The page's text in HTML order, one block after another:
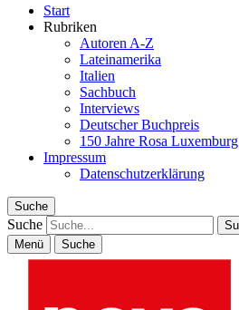
Start
Rubriken
Autoren A-Z
Lateinamerika
Italien
Sachbuch
Interviews
Deutscher Buchpreis
150 Jahre Rosa Luxemburg
Impressum
Datenschutzerklärung
Suche
Suche
Menü Suche